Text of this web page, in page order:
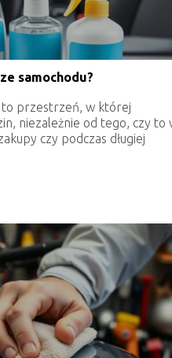
samochodu?
przestrzeń, w której
niezależnie od tego, czy to
czy podczas długiej